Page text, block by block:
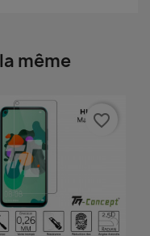
même
favorite_border